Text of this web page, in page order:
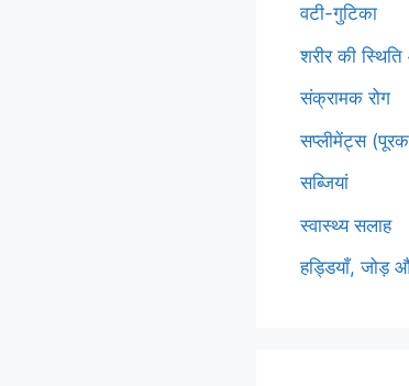
वटी-गुटिका
शरीर की
संक्रामक रोग
सप्लीमेंट्स
सब्जियां
स्वास्थ्य सलाह
हड्डियाँ, जोड़